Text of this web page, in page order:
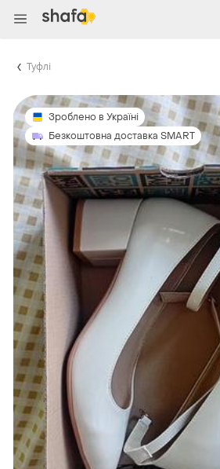
Туфлі
Зроблено в Україні
Безкоштовна доставка SMART